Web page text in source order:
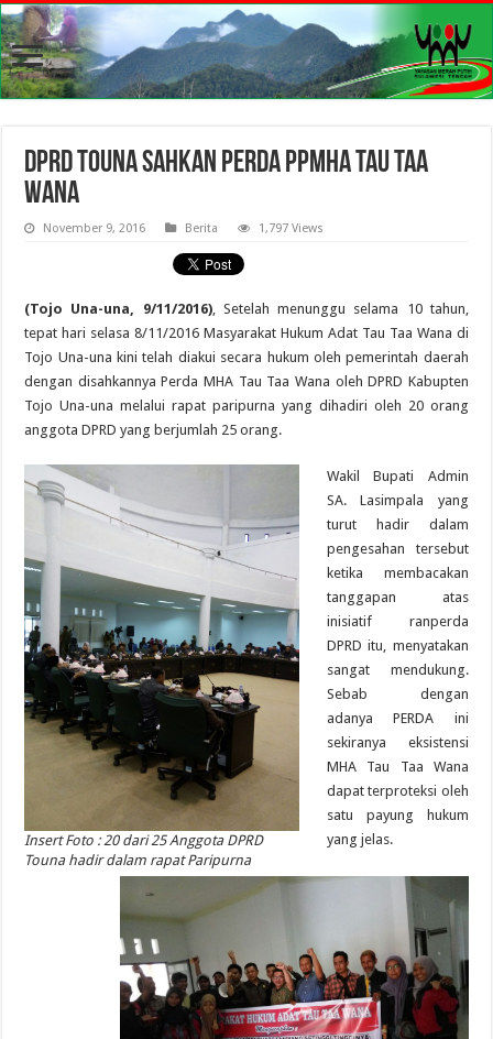
DPRD Touna Sahkan Perda PPMHA Tau Taa
Wana
November 9, 2016 Berita 1,797 Views
(Tojo Una-una, 9/11/2016), Setelah menunggu selama 10 tahun,
tepat hari selasa 8/11/2016 Masyarakat Hukum Adat Tau Taa Wana di
Tojo Una-una kini telah diakui secara hukum oleh pemerintah daerah
dengan disahkannya Perda MHA Tau Taa Wana oleh DPRD Kabupten
Tojo Una-una melalui rapat paripurna yang dihadiri oleh 20 orang
anggota DPRD yang berjumlah 25 orang.
Insert Foto : 20 dari 25 Anggota DPRD
Touna hadir dalam rapat Paripurna
Wakil Bupati Admin
SA. Lasimpala yang
turut hadir dalam
pengesahan tersebut
ketika membacakan
tanggapan atas
inisiatif ranperda
DPRD itu, menyatakan
sangat mendukung.
Sebab dengan
adanya PERDA ini
sekiranya eksistensi
MHA Tau Taa Wana
dapat terproteksi oleh
satu payung hukum
yang jelas.